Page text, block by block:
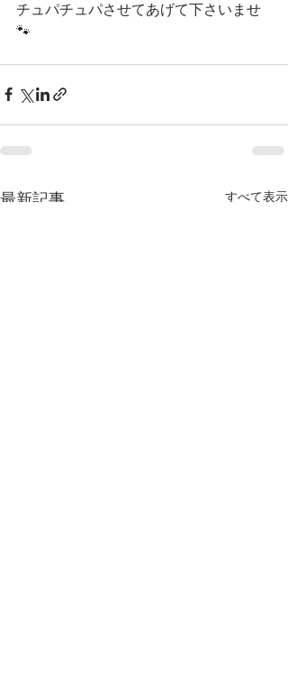
チュパチュパさせてあげて下さいませ
🐾
最新記事 すべて表示